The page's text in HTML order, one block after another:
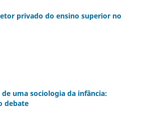
privado do ensino superior no
uma sociologia da infância:
debate